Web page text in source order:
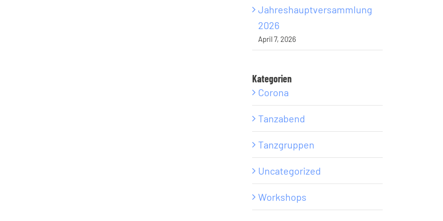
Jahreshauptversammlung
2026
April 7, 2026
Kategorien
Corona
Tanzabend
Tanzgruppen
Uncategorized
Workshops